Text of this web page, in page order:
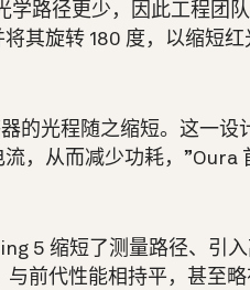
学路径更少，因此工程团
其旋转 180 度，以缩短
的光程随之缩短。这一设
，从而减少功耗，”Oura
5 缩短了测量路径、引
与前代性能相持平，甚至